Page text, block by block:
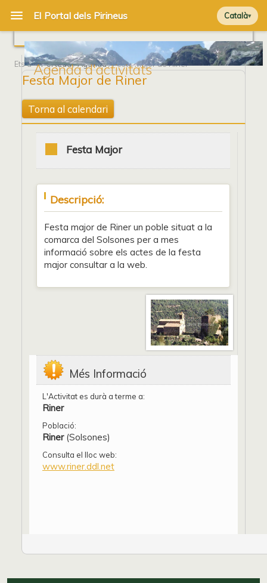
Català
Agenda d'activitats
Ets a Portada/Agenda/ Festa Major de Riner
Festa Major de Riner
Torna al calendari
Festa Major
Descripció:
Festa major de Riner un poble situat a la
comarca del Solsones per a mes
informació sobre els actes de la festa
major consultar a la web.
Més Informació
L'Activitat es durà a terme a:
Riner
Població:
Riner(Solsones)
Consulta el lloc web:
www.riner.ddl.net